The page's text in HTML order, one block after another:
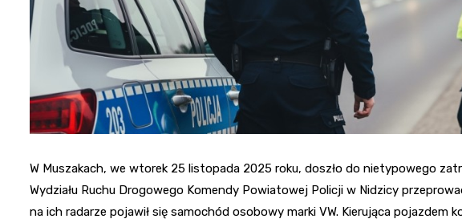
W Muszakach, we wtorek 25 listopada 2025 roku, doszło do nietypowego
Wydziału Ruchu Drogowego Komendy Powiatowej Policji w Nidzicy
na ich radarze pojawił się samochód osobowy marki VW. Kierująca pojazdem